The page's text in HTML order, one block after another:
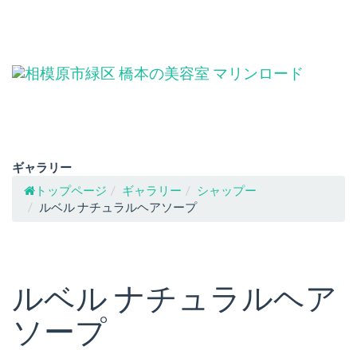
ギャラリー
トップページ
ギャラリー
シャップー
ルベル ナチュラルヘアソープ
ルベル ナチュラルヘア
ソープ